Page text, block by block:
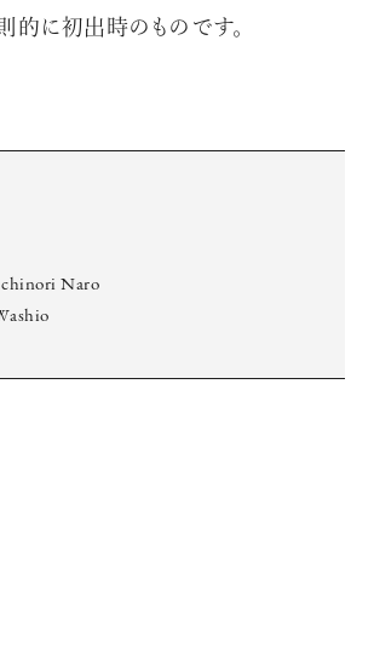
的に初出時のものです。
Naro